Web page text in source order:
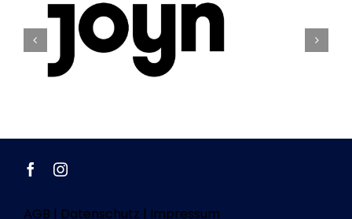
AGB | Datenschutz | Impressum